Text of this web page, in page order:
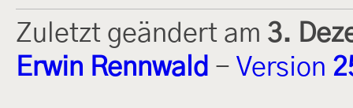
Zuletzt geändert am 3.
Erwin Rennwald - Version